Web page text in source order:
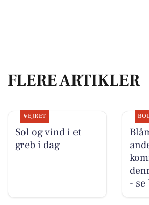
FLERE ARTIKLER
VEJRET
Sol og vind i et
greb i dag
-